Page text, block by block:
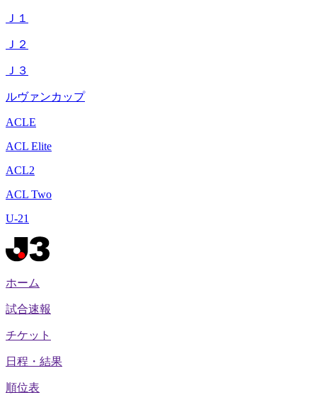
Ｊ１
Ｊ２
Ｊ３
ルヴァンカップ
ACLE
ACL Elite
ACL2
ACL Two
U-21
ホーム
試合速報
チケット
日程・結果
順位表